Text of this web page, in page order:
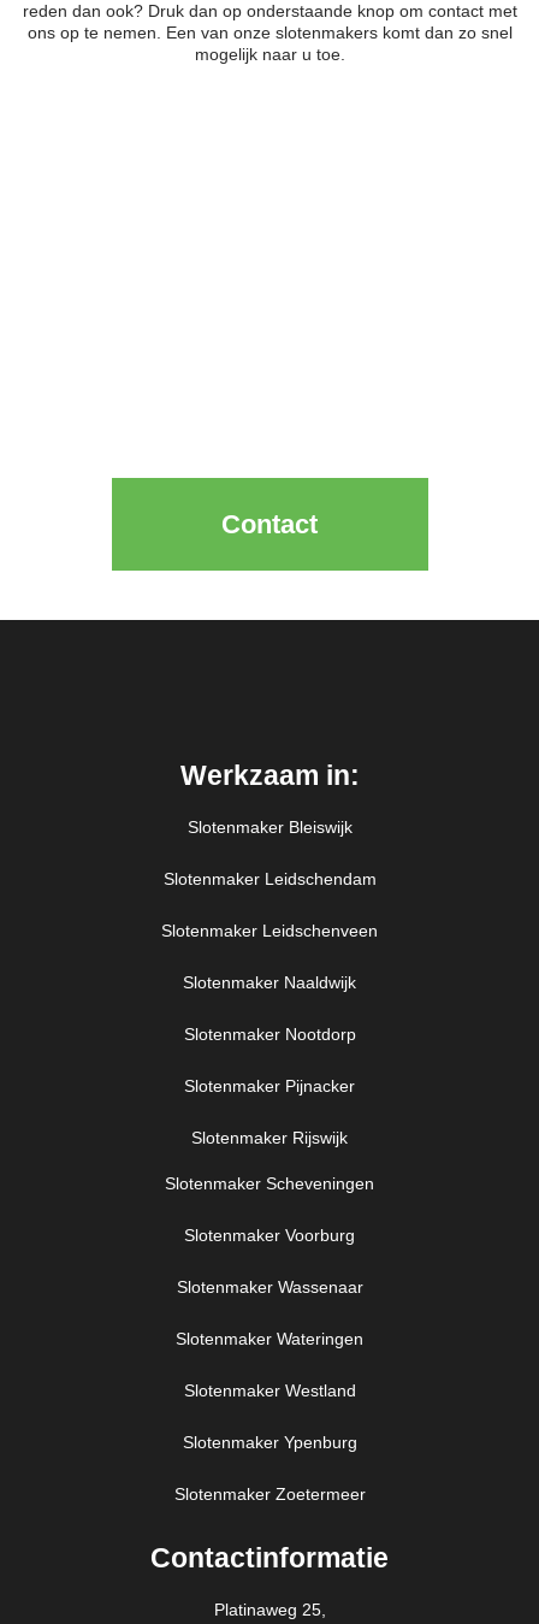
reden dan ook? Druk dan op onderstaande knop om contact met
ons op te nemen. Een van onze slotenmakers komt dan zo snel
mogelijk naar u toe.
Contact
Werkzaam in:
Slotenmaker Bleiswijk
Slotenmaker Leidschendam
Slotenmaker Leidschenveen
Slotenmaker Naaldwijk
Slotenmaker Nootdorp
Slotenmaker Pijnacker
Slotenmaker Rijswijk
Slotenmaker Scheveningen
Slotenmaker Voorburg
Slotenmaker Wassenaar
Slotenmaker Wateringen
Slotenmaker Westland
Slotenmaker Ypenburg
Slotenmaker Zoetermeer
Contactinformatie
Platinaweg 25,